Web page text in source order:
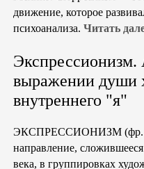
движение, которое
психоанализа. Читать
Экспрессионизм.
выражении души
внутреннего "я"
ЭКСПРЕССИОНИЗМ (фр.
направление,
века, в группировках